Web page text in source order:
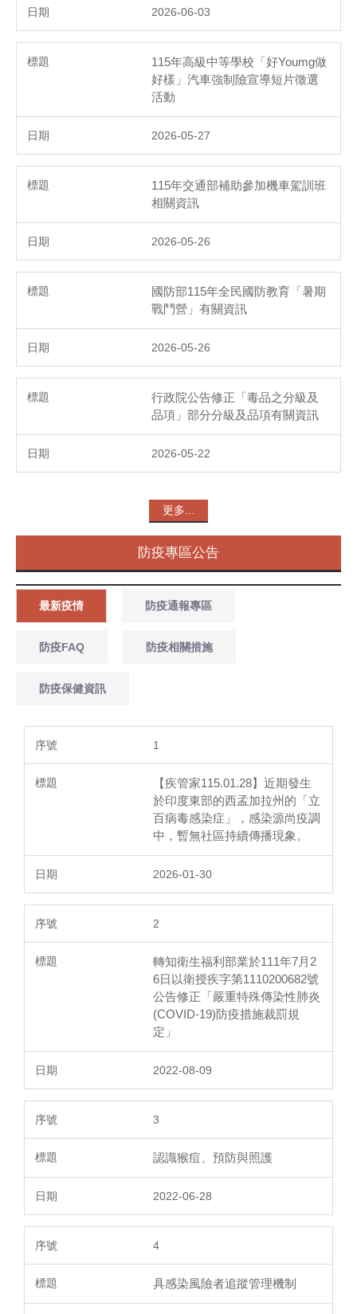
2026-06-03
115年高級中等學校「好Youmg做
好樣」汽車強制險宣導短片徵選
活動
2026-05-27
115年交通部補助參加機車駕訓班
相關資訊
2026-05-26
國防部115年全民國防教育「暑期
戰鬥營」有關資訊
2026-05-26
行政院公告修正「毒品之分級及
品項」部分分級及品項有關資訊
2026-05-22
更多...
防疫專區公告
最新疫情 防疫通報專區
防疫FAQ 防疫相關措施
防疫保健資訊
1
【疾管家115.01.28】近期發生
於印度東部的西孟加拉州的「立
百病毒感染症」，感染源尚疫調
中，暫無社區持續傳播現象。
2026-01-30
2
轉知衛生福利部業於111年7月2
6日以衛授疾字第1110200682號
公告修正「嚴重特殊傳染性肺炎
(COVID-19)防疫措施裁罰規
定」
2022-08-09
3
認識猴痘、預防與照護
2022-06-28
4
具感染風險者追蹤管理機制